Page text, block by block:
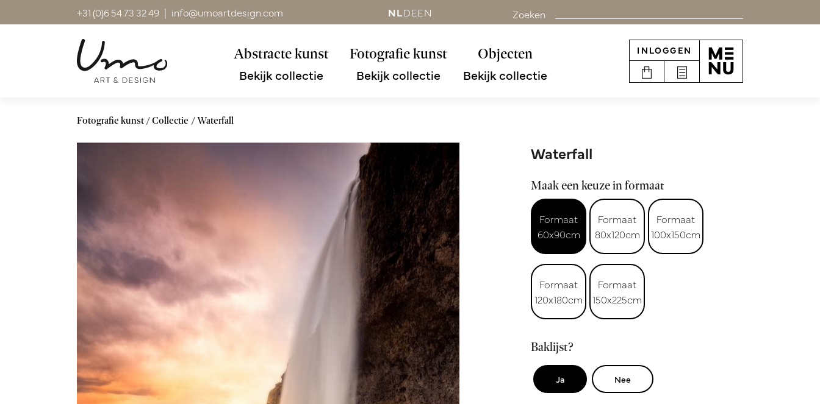
+31 (0)6 54 73 32 49 | info@umoartdesign.com NLDEEN Zoeken
Abstracte kunst
Bekijk collectie
Fotografie kunst
Bekijk collectie
Objecten
Bekijk collectie
INLOGGEN
Fotografie kunst Collectie Waterfall
Waterfall
Maak een keuze in formaat
Formaat
60x90cm
Formaat
80x120cm
Formaat
100x150cm
Formaat
120x180cm
Formaat
150x225cm
Baklijst?
Ja Nee